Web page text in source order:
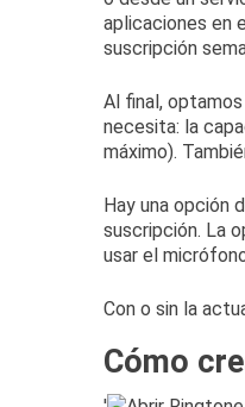
aplicaciones en
suscripción
Al final,
necesita: la
máximo).
Hay una opción
suscripción. La
usar el
Con o sin la
Cómo